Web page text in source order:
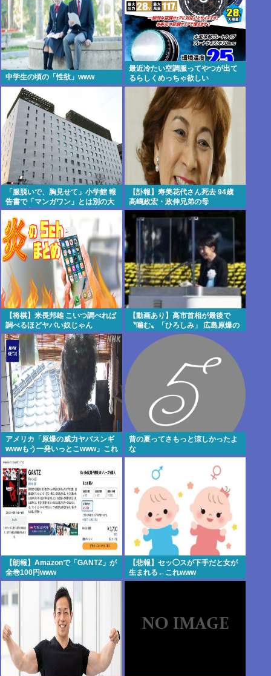
中学生の頃の「性欲」www
最近冷たい空調服ってやつが出て
るらしくめっちゃ欲しい
「服脱いで、胸見せて」小学館 報
告書で「マンガワン」とは別の大
問題が判明…週刊誌元編集者がグ
ラビア志望の女性に迫った過激要
求
【訃報】寿美花代さん死去 94歳
高嶋政宏・政伸兄弟の母
【将棋】米長邦雄 こいつ調べれば
調べるほどヤバい奴じゃん
【動画あり】高市首相が最後で
〝噛む〟「ひろしみ」 広島原爆の
アメリカ「原爆の威力ヤバスンギ
wwwもう一発いっとこwww」これ
ちょっとやりすぎだろ
昔の夏ってさもっと涼しかったよ
な
【朗報】Amazonで「GANTZ」が
全巻100円www
【悲報】セッ◯スが下手だと女が
生まれる←これwww